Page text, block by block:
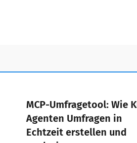
MCP-Umfragetool: Wie
Agenten Umfragen in
Echtzeit erstellen und